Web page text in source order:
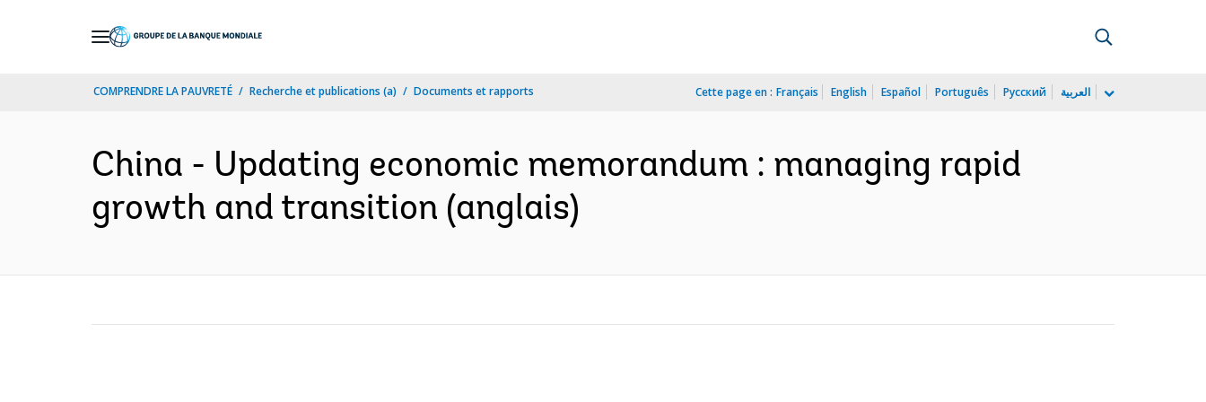
COMPRENDRE LA PAUVRETÉ Recherche et publications (a) Documents et rapports Cette page en : Français English Español Português Русский العربية
China - Updating economic memorandum : managing rapid
growth and transition (anglais)